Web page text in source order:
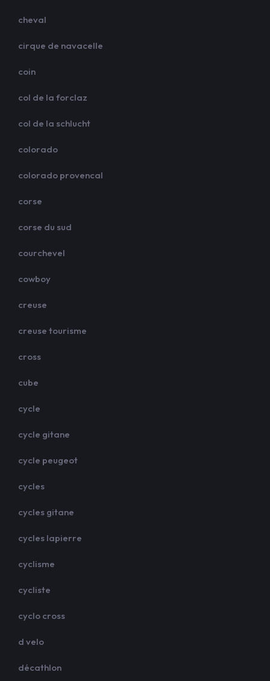
cheval
cirque de navacelle
coin
col de la forclaz
col de la schlucht
colorado
colorado provencal
corse
corse du sud
courchevel
cowboy
creuse
creuse tourisme
cross
cube
cycle
cycle gitane
cycle peugeot
cycles
cycles gitane
cycles lapierre
cyclisme
cycliste
cyclo cross
d velo
décathlon